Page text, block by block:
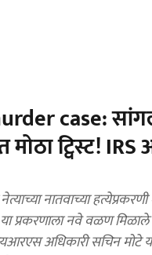
case:
मोठा ट्विस्ट!
नातवाच्या
प्रकरणाला नवे वळण
अधिकारी सचिन मोटे